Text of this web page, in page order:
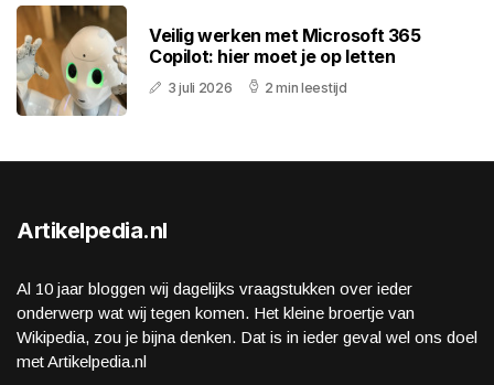
Veilig werken met Microsoft 365
Copilot: hier moet je op letten
3 juli 2026 2 min leestijd
Artikelpedia.nl
Al 10 jaar bloggen wij dagelijks vraagstukken over ieder
onderwerp wat wij tegen komen. Het kleine broertje van
Wikipedia, zou je bijna denken. Dat is in ieder geval wel ons doel
met Artikelpedia.nl